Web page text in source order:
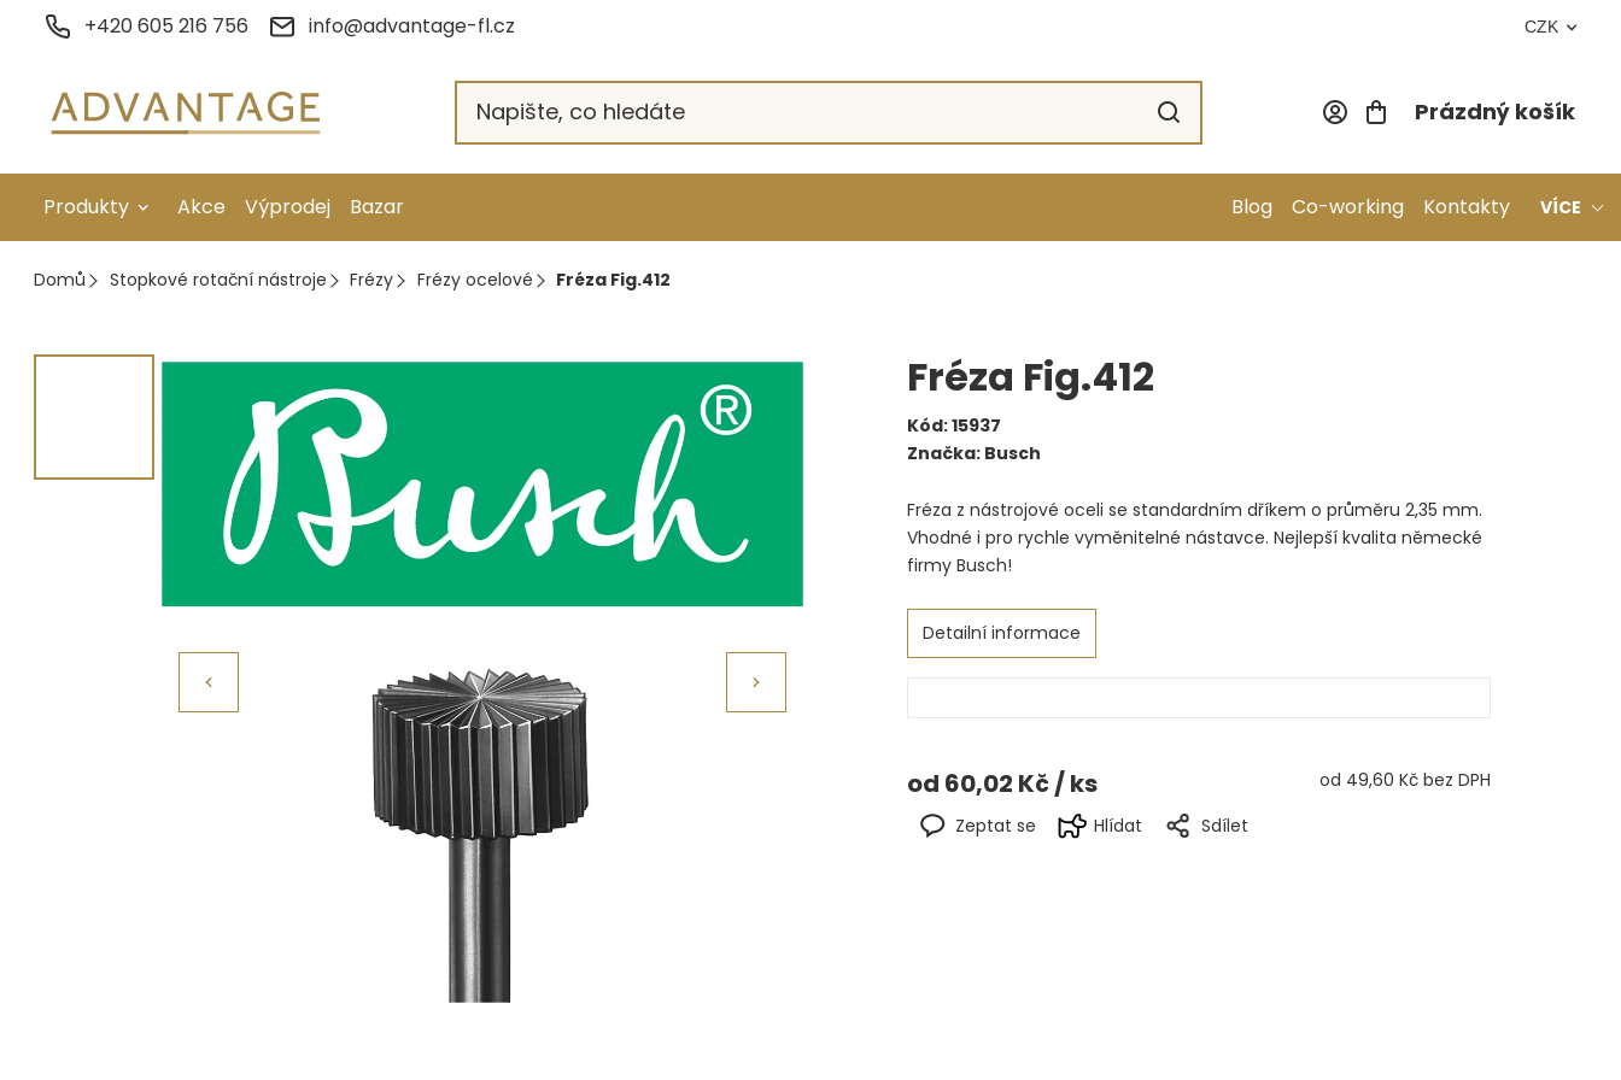
+420 605 216 756 info@advantage-fl.cz CZK
Nákupní
Prázdný košík
Produkty
Galvanické pokovení
Strojní obrábění
Letování a svařování
Akce Výprodej Bazar Blog Co-working Kontakty VÍCE
Domů Stopkové rotační nástroje Frézy Frézy ocelové Fréza Fig.412
Fréza Fig.412
Kód:15937
Značka: Busch
od 60,02 Kč/ ks od 49,60 Kč bez DPH
Fréza z nástrojové oceli se standardním dříkem o průměru 2,35 mm.
Vhodné i pro rychle vyměnitelné nástavce. Nejlepší kvalita německé
firmy Busch!
Detailní informace
Zeptat se Hlídat Sdílet